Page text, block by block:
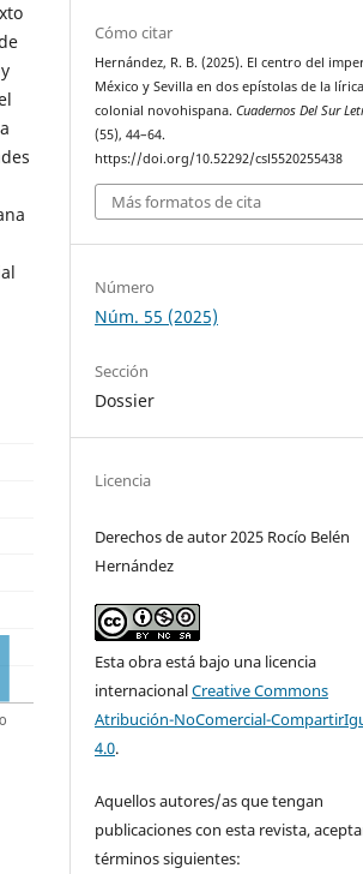
y
Cómo citar
Hernández, R. B. (2025). El centro del
México y Sevilla en dos epístolas de la lírica
colonial novohispana.Cuadernos Del Sur
(55), 44–64.
https://doi.org/10.52292/csl5520255438
Más formatos de cita
Número
Núm. 55 (2025)
Sección
Dossier
Licencia
Derechos de autor 2025 Rocío Belén
Hernández
Esta obra está bajo una licencia
internacionalCreative Commons
Atribución-NoComercial-
4.0.
Aquellos autores/as que tengan
publicaciones con esta revista,
términos siguientes: